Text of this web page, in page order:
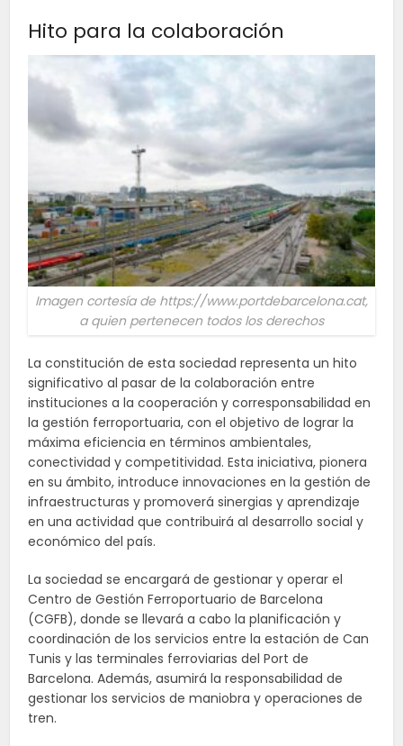
Hito para la colaboración
Imagen cortesía de https://www.portdebarcelona.cat,
a quien pertenecen todos los derechos
La constitución de esta sociedad representa un hito
significativo al pasar de la colaboración entre
instituciones a la cooperación y corresponsabilidad en
la gestión ferroportuaria, con el objetivo de lograr la
máxima eficiencia en términos ambientales,
conectividad y competitividad. Esta iniciativa, pionera
en su ámbito, introduce innovaciones en la gestión de
infraestructuras y promoverá sinergias y aprendizaje
en una actividad que contribuirá al desarrollo social y
económico del país.
La sociedad se encargará de gestionar y operar el
Centro de Gestión Ferroportuario de Barcelona
(CGFB), donde se llevará a cabo la planificación y
coordinación de los servicios entre la estación de Can
Tunis y las terminales ferroviarias del Port de
Barcelona. Además, asumirá la responsabilidad de
gestionar los servicios de maniobra y operaciones de
tren.